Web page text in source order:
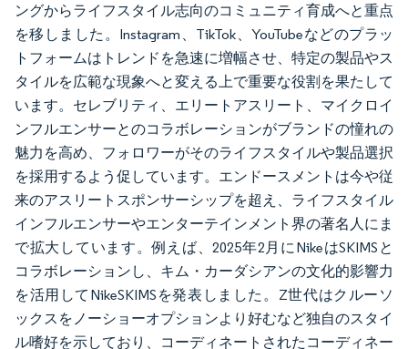
ングからライフスタイル志向のコミュニティ育成へと重点
を移しました。Instagram、TikTok、YouTubeなどのプラッ
トフォームはトレンドを急速に増幅させ、特定の製品やス
タイルを広範な現象へと変える上で重要な役割を果たして
います。セレブリティ、エリートアスリート、マイクロイ
ンフルエンサーとのコラボレーションがブランドの憧れの
魅力を高め、フォロワーがそのライフスタイルや製品選択
を採用するよう促しています。エンドースメントは今や従
来のアスリートスポンサーシップを超え、ライフスタイル
インフルエンサーやエンターテインメント界の著名人にま
で拡大しています。例えば、2025年2月にNikeはSKIMSと
コラボレーションし、キム・カーダシアンの文化的影響力
を活用してNikeSKIMSを発表しました。Z世代はクルーソ
ックスをノーショーオプションより好むなど独自のスタイ
ル嗜好を示しており、コーディネートされたコーディネー